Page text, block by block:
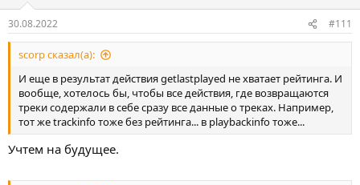
30.08.2022 #111
scorp сказал(а):
И еще в результат действия getlastplayed не хватает рейтинга. И
вообще, хотелось бы, чтобы все действия, где возвращаются
треки содержали в себе сразу все данные о треках. Например,
тот же trackinfo тоже без рейтинга... в playbackinfo тоже...
Учтем на будущее.